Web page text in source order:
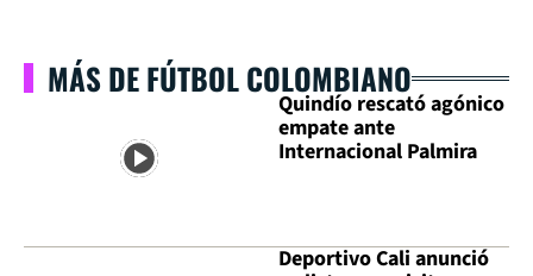
MÁS DE FÚTBOL COLOMBIANO
Quindío rescató agónico
empate ante
Internacional Palmira
Deportivo Cali anunció